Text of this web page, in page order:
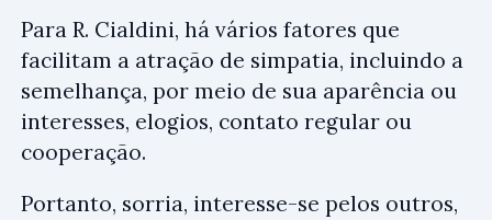
Para R. Cialdini, há vários fatores que
facilitam a atração de simpatia, incluindo a
semelhança, por meio de sua aparência ou
interesses, elogios, contato regular ou
cooperação.
Portanto, sorria, interesse-se pelos outros,